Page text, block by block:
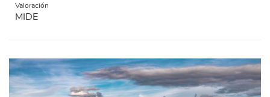
Valoración
MIDE